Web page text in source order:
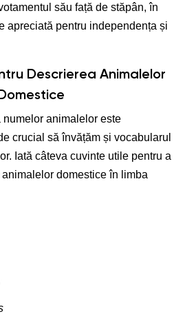
său față de stăpân, în
apreciată pentru independența și
Descrierea Animalelor
Domestice
numelor animalelor este
crucial să învățăm și vocabularul
Iată câteva cuvinte utile pentru a
domestice în limba